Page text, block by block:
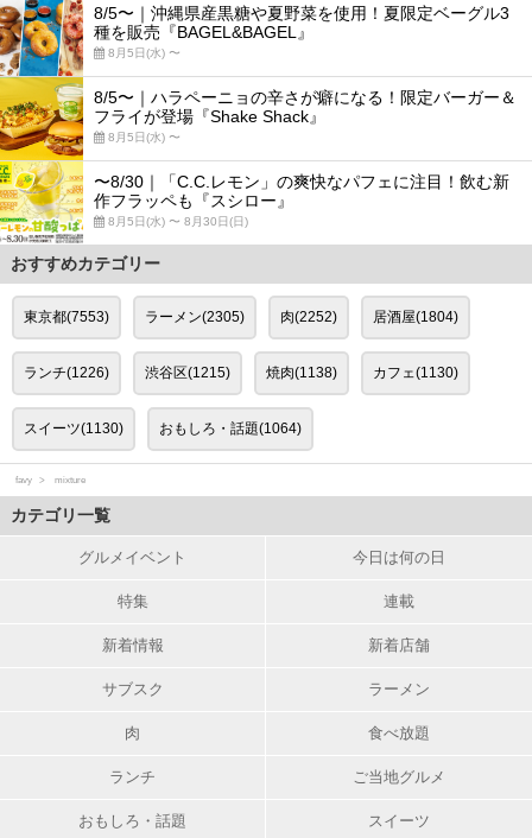
8/5〜｜沖縄県産黒糖や夏野菜を使用！夏限定ベーグル3
種を販売『BAGEL&BAGEL』
8月5日(水) 〜
8/5〜｜ハラペーニョの辛さが癖になる！限定バーガー＆
フライが登場『Shake Shack』
8月5日(水) 〜
〜8/30｜「C.C.レモン」の爽快なパフェに注目！飲む新
作フラッペも『スシロー』
8月5日(水) 〜 8月30日(日)
おすすめカテゴリー
東京都(7553) ラーメン(2305) 肉(2252) 居酒屋(1804)
ランチ(1226) 渋谷区(1215) 焼肉(1138) カフェ(1130)
スイーツ(1130) おもしろ・話題(1064)
favy mixture
カテゴリ一覧
グルメイベント 今日は何の日
特集 連載
新着情報 新着店舗
サブスク ラーメン
肉 食べ放題
ランチ ご当地グルメ
おもしろ・話題 スイーツ